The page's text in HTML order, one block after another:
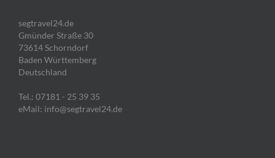
segtravel24.de
Gmünder Straße 30
73614 Schorndorf
Baden Württemberg
Deutschland
Tel.: 07181 - 25 39 35
eMail: info@segtravel24.de